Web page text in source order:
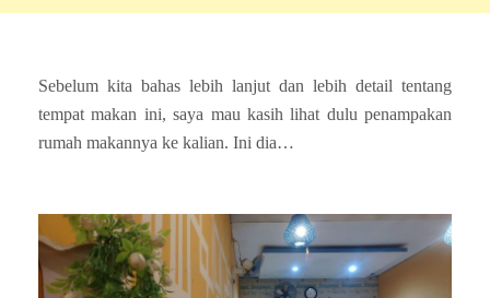
Sebelum kita bahas lebih lanjut dan lebih detail tentang
tempat makan ini, saya mau kasih lihat dulu penampakan
rumah makannya ke kalian. Ini dia…